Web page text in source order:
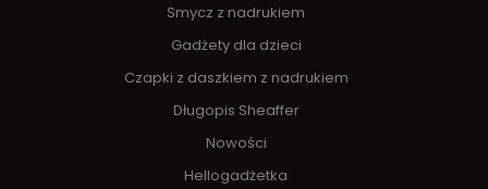
Smycz z nadrukiem
Gadżety dla dzieci
Czapki z daszkiem z nadrukiem
Długopis Sheaffer
Nowości
Hellogadżetka